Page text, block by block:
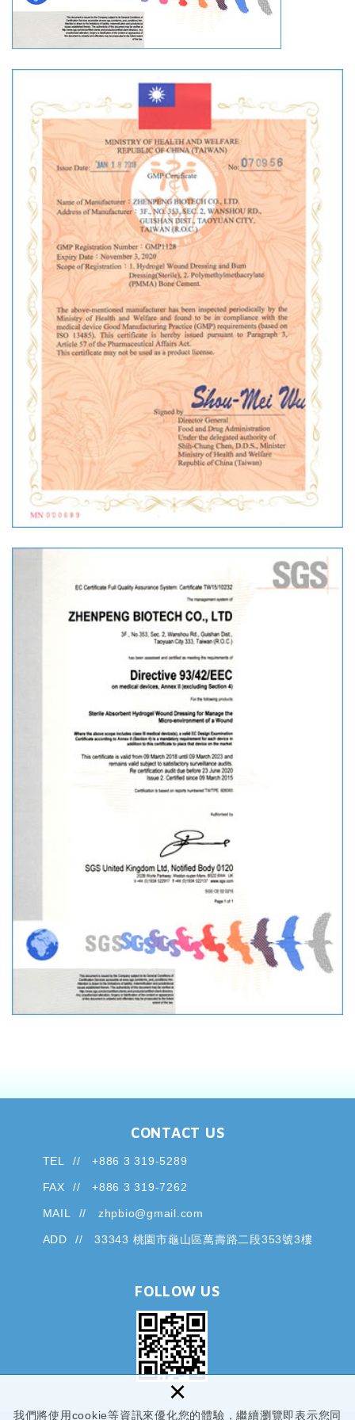
我們將使用cookie等資訊來優化您的體驗，繼續瀏覽即表示您同
×
CONTACT US
TEL +886 3 319-5289
FAX +886 3 319-7262
MAIL zhpbio@gmail.com
ADD 33343 桃園市龜山區萬壽路二段353號3樓
FOLLOW US